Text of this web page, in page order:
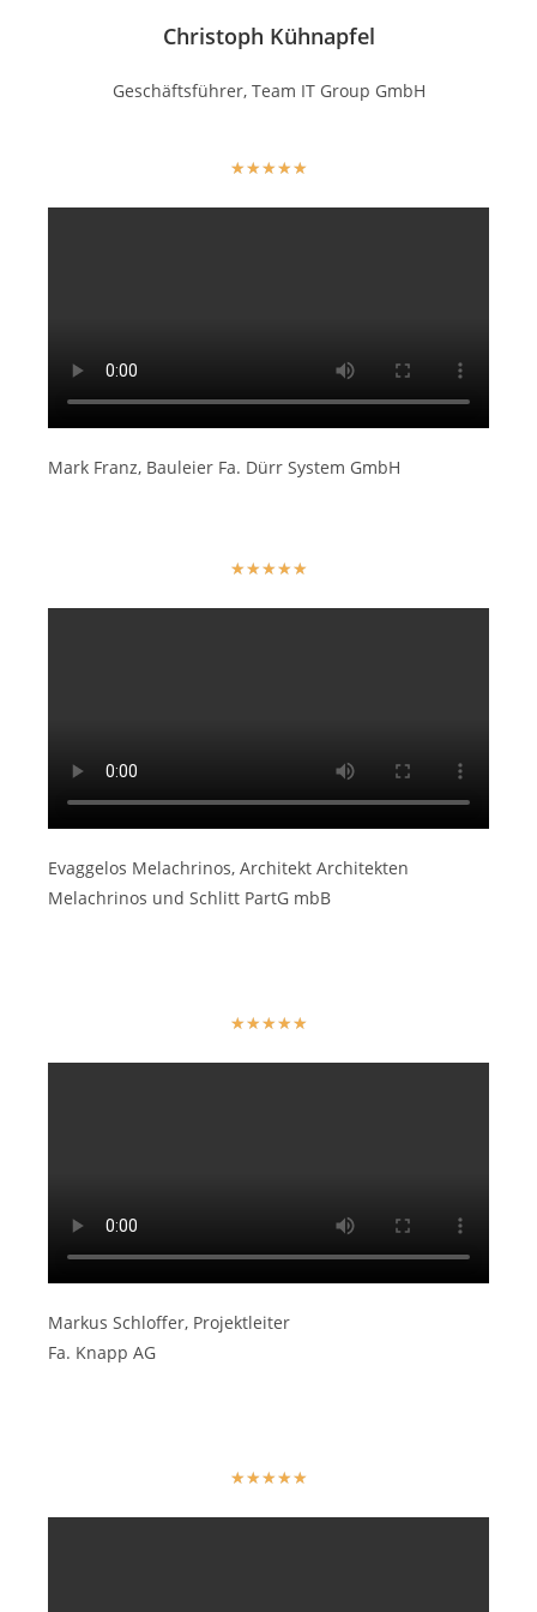
Christoph Kühnapfel
Geschäftsführer, Team IT Group GmbH
★★★★★
Mark Franz, Bauleier Fa. Dürr System GmbH
★★★★★
Evaggelos Melachrinos, Architekt Architekten
Melachrinos und Schlitt PartG mbB
★★★★★
Markus Schloffer, Projektleiter
Fa. Knapp AG
★★★★★